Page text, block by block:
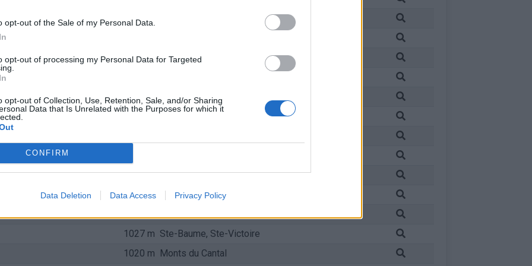
opt-out of the Sale of my Personal Data.
opt-out of processing my Personal Data for Targeted
opt-out of Collection, Use, Retention, Sale, and/or Sharing
Data that Is Unrelated with the Purposes for which it
CONFIRM
Data Deletion Data Access Privacy Policy
1660 m
1613 m Aravis
1486 m Aravis
Aravis
1241 m Monts du Cantal
1231 m
Monts du Cantal
1027 m Ste-Baume, Ste-Victoire
1020 m Monts du Cantal